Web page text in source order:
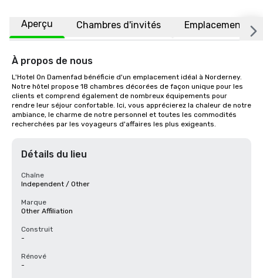
Aperçu Chambres d'invités Emplacement
À propos de nous
L'Hotel On Damenfad bénéficie d'un emplacement idéal à Norderney.
Notre hôtel propose 18 chambres décorées de façon unique pour les
clients et comprend également de nombreux équipements pour
rendre leur séjour confortable. Ici, vous apprécierez la chaleur de notre
ambiance, le charme de notre personnel et toutes les commodités
recherchées par les voyageurs d'affaires les plus exigeants.
Détails du lieu
Chaîne
Independent / Other
Marque
Other Affiliation
Construit
-
Rénové
-